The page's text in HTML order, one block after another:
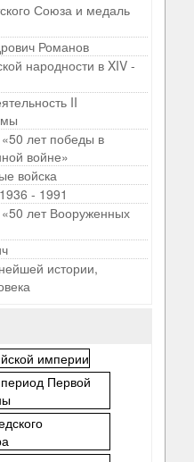
Союза и медаль
Романов
народности в XIV -
II
лет победы в
войне»
войска
- 1991
лет Вооруженных
истории,